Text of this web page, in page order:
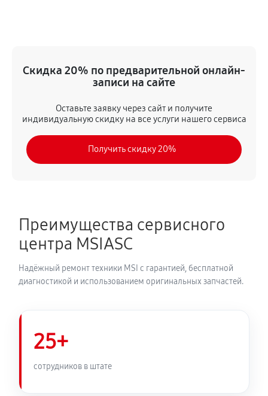
Скидка 20% по предварительной онлайн-
записи на сайте
Оставьте заявку через сайт и получите
индивидуальную скидку на все услуги нашего сервиса
Получить скидку 20%
Преимущества сервисного
центра MSIASC
Надёжный ремонт техники MSI с гарантией, бесплатной
диагностикой и использованием оригинальных запчастей.
25+
сотрудников в штате